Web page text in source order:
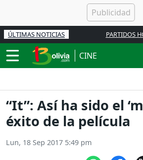
ÚLTIMAS NOTICIAS PARTIDOS
CINE
“It”: Así ha sido el
éxito de la película
Lun, 18 Sep 2017 5:49 pm